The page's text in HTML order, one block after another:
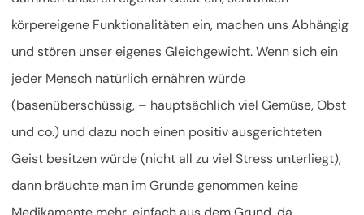
körpereigene Funktionalitäten ein, machen uns Abhängig
und stören unser eigenes Gleichgewicht. Wenn sich ein
jeder Mensch natürlich ernähren würde
(basenüberschüssig, – hauptsächlich viel Gemüse, Obst
und co.) und dazu noch einen positiv ausgerichteten
Geist besitzen würde (nicht all zu viel Stress unterliegt),
dann bräuchte man im Grunde genommen keine